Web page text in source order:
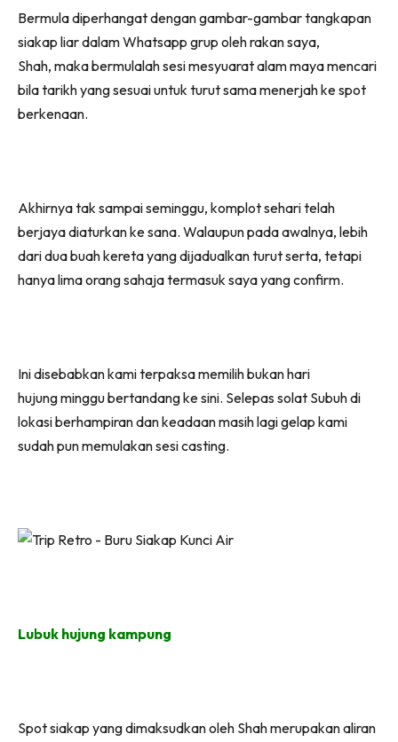
(Twitter)
Bermula diperhangat dengan gambar-gambar tangkapan
siakap liar dalam Whatsapp grup oleh rakan saya,
Shah, maka bermulalah sesi mesyuarat alam maya mencari
bila tarikh yang sesuai untuk turut sama menerjah ke spot
berkenaan.
Akhirnya tak sampai seminggu, komplot sehari telah
berjaya diaturkan ke sana. Walaupun pada awalnya, lebih
dari dua buah kereta yang dijadualkan turut serta, tetapi
hanya lima orang sahaja termasuk saya yang confirm.
Ini disebabkan kami terpaksa memilih bukan hari
hujung minggu bertandang ke sini. Selepas solat Subuh di
lokasi berhampiran dan keadaan masih lagi gelap kami
sudah pun memulakan sesi casting.
Lubuk hujung kampung
Spot siakap yang dimaksudkan oleh Shah merupakan aliran